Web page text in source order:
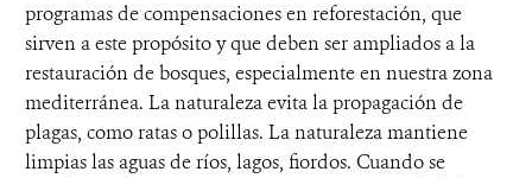
programas de compensaciones en reforestación, que
sirven a este propósito y que deben ser ampliados a la
restauración de bosques, especialmente en nuestra zona
mediterránea. La naturaleza evita la propagación de
plagas, como ratas o polillas. La naturaleza mantiene
limpias las aguas de ríos, lagos, fiordos. Cuando se